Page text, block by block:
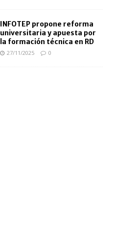
INFOTEP propone reforma
universitaria y apuesta por
la formación técnica en RD
27/11/2025 0